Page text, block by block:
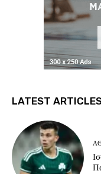
LATEST